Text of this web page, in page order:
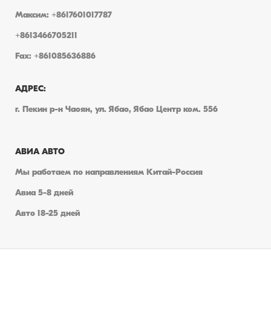
Максим: +8617601017787
+8613466705211
Fax: +861085636886
АДРЕС:
г. Пекин р-н Чаоян, ул. Ябао, Ябао Центр ком. 556
АВИА АВТО
Мы работаем по направлениям Китай-Россия
Авиа 5-8 дней
Авто 18-25 дней